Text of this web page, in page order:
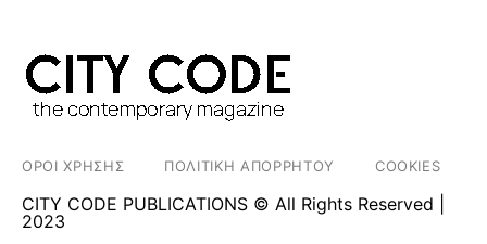
ΟΡΟΙ ΧΡΗΣΗΣ ΠΟΛΙΤΙΚΗ ΑΠΟΡΡΗΤΟΥ COOKIES
CITY CODE PUBLICATIONS © All Rights Reserved |
2023